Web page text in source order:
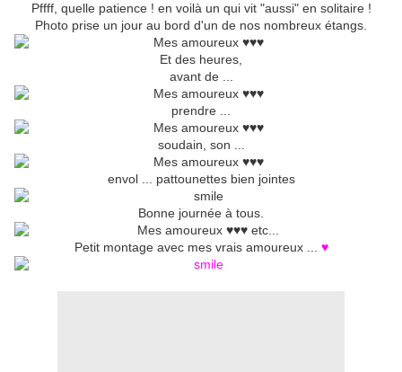
Pffff, quelle patience ! en voilà un qui vit "aussi" en solitaire !
Photo prise un jour au bord d'un de nos nombreux étangs.
Et des heures,
avant de ...
prendre ...
soudain, son ...
envol ... pattounettes bien jointes
Bonne journée à tous.
Petit montage avec mes vrais amoureux ... ♥